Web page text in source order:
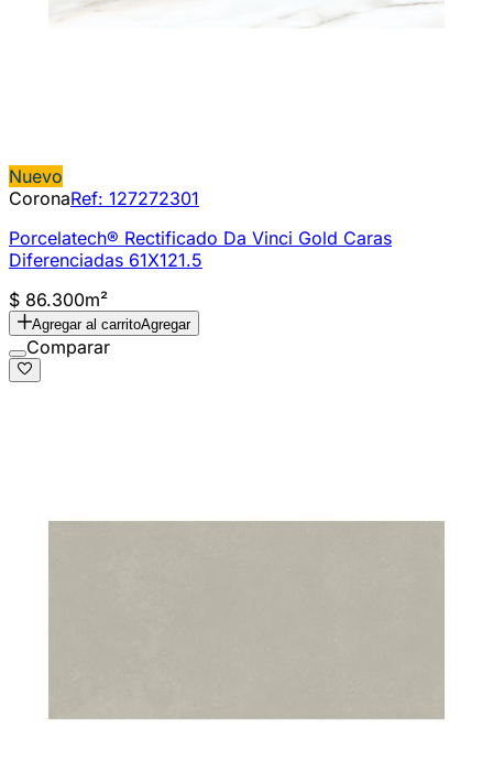
Nuevo
CoronaRef: 127272301
Porcelatech® Rectificado Da Vinci Gold Caras
Diferenciadas 61X121.5
$ 86.300m²
Agregar al carritoAgregar
Comparar